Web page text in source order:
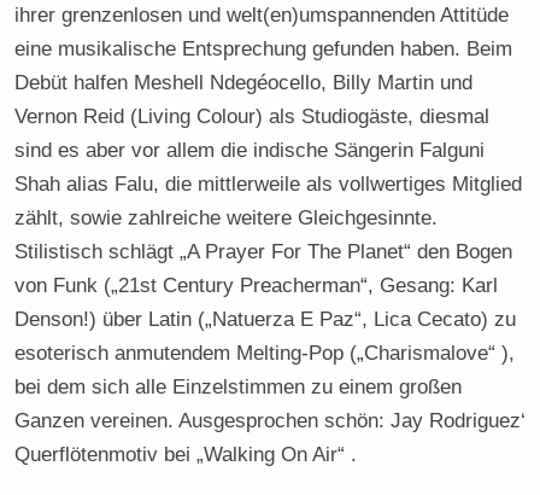
ihrer grenzenlosen und welt(en)umspannenden Attitüde
eine musikalische Entsprechung gefunden haben. Beim
Debüt halfen Meshell Ndegéocello, Billy Martin und
Vernon Reid (Living Colour) als Studiogäste, diesmal
sind es aber vor allem die indische Sängerin Falguni
Shah alias Falu, die mittlerweile als vollwertiges Mitglied
zählt, sowie zahlreiche weitere Gleichgesinnte.
Stilistisch schlägt „A Prayer For The Planet“ den Bogen
von Funk („21st Century Preacherman“, Gesang: Karl
Denson!) über Latin („Natuerza E Paz“, Lica Cecato) zu
esoterisch anmutendem Melting-Pop („Charismalove“ ),
bei dem sich alle Einzelstimmen zu einem großen
Ganzen vereinen. Ausgesprochen schön: Jay Rodriguez‘
Querflötenmotiv bei „Walking On Air“ .